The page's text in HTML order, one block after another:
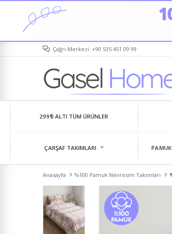
Çağrı Merkezi: +90 535 451 09 99
299₺ ALTI TÜM ÜRÜNLER
ÇARŞAF TAKIMLARI
Anasayfa %100 Pamuk Nevresim Takımları